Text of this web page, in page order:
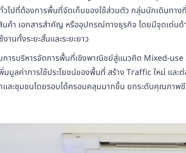
ไปที่ต้องการพื้นที่จัดเก็บของใช้ส่วนตัว กลุ่มนักเดินทา
ค้า เอกสารสำคัญ หรืออุปกรณ์ทางธุรกิจ โดยมีจุดเด่
นทั้งระยะสั้นและระยะยาว
ารบริหารจัดการพื้นที่เชิงพาณิชย์สู่แนวคิด Mixed-
มมูลค่าการใช้ประโยชน์ของพื้นที่ สร้าง Traffic ใหม่ แล
ะชุมชนโดยรอบได้ครอบคลุมมากขึ้น ยกระดับคุณภาพชี